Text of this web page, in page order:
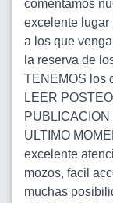
comentamos
excelente lugar
a los que
la reserva de
TENEMOS los
LEER
ULTIMO
excelente
mozos, facil
muchas